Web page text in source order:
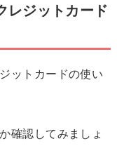
レジットカード
ットカードの使い
確認してみましょ